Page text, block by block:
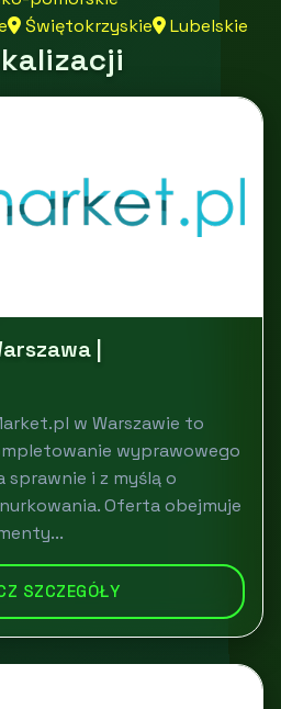
Świętokrzyskie Lubelskie
|
w Warszawie to
wyprawowego
i z myślą o
Oferta obejmuje
SZCZEGÓŁY